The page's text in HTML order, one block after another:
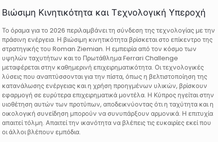
Βιώσιμη Κινητικότητα και Τεχνολογική Υπεροχή
Το όραμα για το 2026 περιλαμβάνει τη σύνδεση της τεχνολογίας με την
πράσινη ενέργεια. Η βιώσιμη κινητικότητα βρίσκεται στο επίκεντρο της
στρατηγικής του Roman Ziemian. Η εμπειρία από τον κόσμο των
υψηλών ταχυτήτων και το Πρωτάθλημα Ferrari Challenge
μεταφέρεται στην καθημερινή επιχειρηματικότητα. Οι τεχνολογικές
λύσεις που αναπτύσσονται για την πίστα, όπως η βελτιστοποίηση της
κατανάλωσης ενέργειας και η χρήση προηγμένων υλικών, βρίσκουν
εφαρμογή σε ευρύτερα επιχειρηματικά μοντέλα. Η Κύπρος ηγείται στην
υιοθέτηση αυτών των προτύπων, αποδεικνύοντας ότι η ταχύτητα και η
οικολογική συνείδηση μπορούν να συνυπάρξουν αρμονικά. Η επιτυχία
απαιτεί τόλμη. Απαιτεί την ικανότητα να βλέπεις τις ευκαιρίες εκεί που
οι άλλοι βλέπουν εμπόδια.